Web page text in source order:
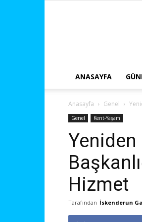
ANASAYFA
Anasayfa Genel
Genel Kent-Yaşam
Yeniden
Hizmet
Tarafından İskenderun